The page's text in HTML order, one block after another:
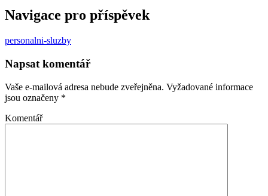
Navigace pro příspěvek
personalni-sluzby
Napsat komentář
Vaše e-mailová adresa nebude zveřejněna. Vyžadované informace
jsou označeny *
Komentář